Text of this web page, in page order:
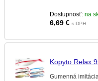
Dostupnosť: na
6,69 € s DPH
Kopyto Relax
Gumenná